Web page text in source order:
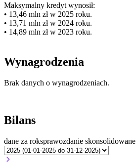
Maksymalny kredyt wynosił:
• 13,46 mln zł w 2025 roku.
• 13,71 mln zł w 2024 roku.
• 14,89 mln zł w 2023 roku.
Wynagrodzenia
Brak danych o wynagrodzeniach.
Bilans
dane za roksprawozdanie skonsolidowane